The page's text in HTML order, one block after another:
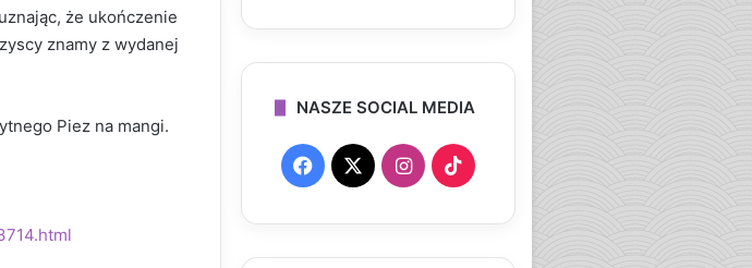
że ukończenie
znamy z wydanej
Piez na mangi.
NASZE SOCIAL MEDIA
F
c
X
I
s
T
k